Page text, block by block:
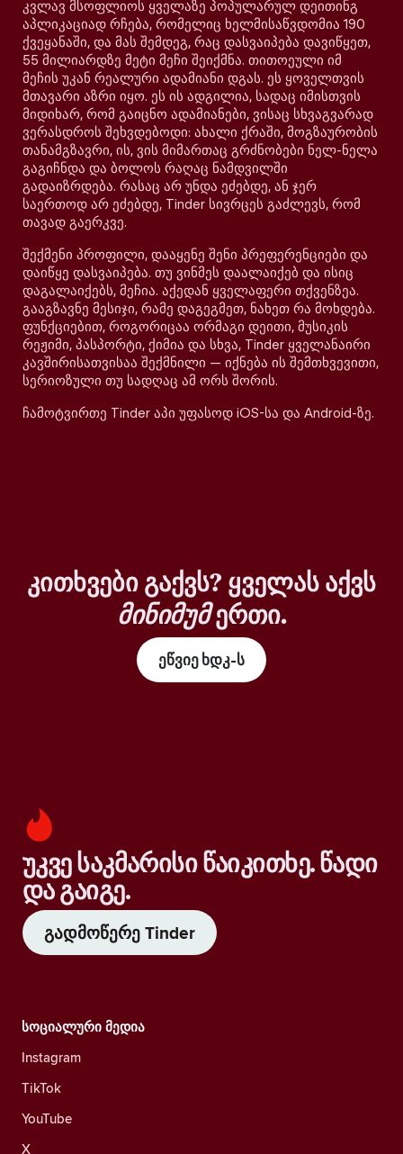
კვლავ მსოფლიოს ყველაზე პოპულარულ დეითინგ
აპლიკაციად რჩება, რომელიც ხელმისაწვდომია 190
ქვეყანაში, და მას შემდეგ, რაც დასვაიპება დავიწყეთ,
55 მილიარდზე მეტი მეჩი შეიქმნა. თითოეული იმ
მეჩის უკან რეალური ადამიანი დგას. ეს ყოველთვის
მთავარი აზრი იყო. ეს ის ადგილია, სადაც იმისთვის
მიდიხარ, რომ გაიცნო ადამიანები, ვისაც სხვაგვარად
ვერასდროს შეხვდებოდი: ახალი ქრაში, მოგზაურობის
თანამგზავრი, ის, ვის მიმართაც გრძნობები ნელ-ნელა
გაგიჩნდა და ბოლოს რაღაც ნამდვილში
გადაიზრდება. რასაც არ უნდა ეძებდე, ან ჯერ
საერთოდ არ ეძებდე, Tinder სივრცეს გაძლევს, რომ
თავად გაერკვე.
შექმენი პროფილი, დააყენე შენი პრეფერენციები და
დაიწყე დასვაიპება. თუ ვინმეს დაალაიქებ და ისიც
დაგალაიქებს, მეჩია. აქედან ყველაფერი თქვენზეა.
გააგზავნე მესიჯი, რამე დაგეგმეთ, ნახეთ რა მოხდება.
ფუნქციებით, როგორიცაა ორმაგი დეითი, მუსიკის
რეჟიმი, პასპორტი, ქიმია და სხვა, Tinder ყველანაირი
კავშირისათვისაა შექმნილი — იქნება ის შემთხვევითი,
სერიოზული თუ სადღაც ამ ორს შორის.
ჩამოტვირთე Tinder აპი უფასოდ iOS-სა და Android-ზე.
კითხვები გაქვს? ყველას აქვს
მინიმუმერთი.
ეწვიე ხდკ-ს
უკვე საკმარისი წაიკითხე. წადი
და გაიგე.
გადმოწერე Tinder
სოციალური მედია
Instagram
TikTok
YouTube
X